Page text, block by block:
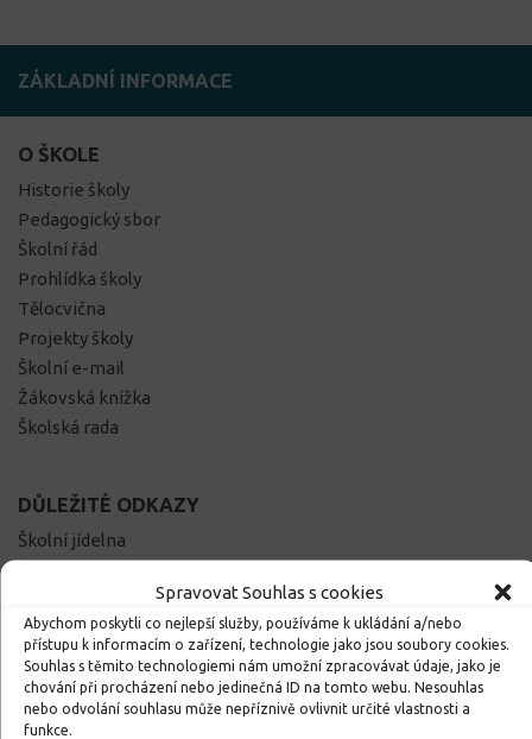
Spravovat Souhlas s cookies
Abychom poskytli co nejlepší služby, používáme k ukládání a/nebo
přístupu k informacím o zařízení, technologie jako jsou soubory cookies.
Souhlas s těmito technologiemi nám umožní zpracovávat údaje, jako je
chování při procházení nebo jedinečná ID na tomto webu. Nesouhlas
nebo odvolání souhlasu může nepříznivě ovlivnit určité vlastnosti a
funkce.
ZÁKLADNÍ INFORMACE
O ŠKOLE
Historie školy
Pedagogický sbor
Školní řád
Prohlídka školy
Tělocvična
Projekty školy
Školní e-mail
Žákovská knížka
Školská rada
DŮLEŽITÉ ODKAZY
Školní jídelna
Obec Dolní Čermná
Pardubický kraj
Klíč ke vzdělání
Ministerstvo školství